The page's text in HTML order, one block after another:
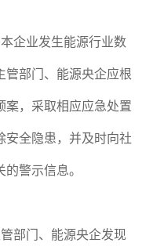
企业发生能源行业数
管部门、能源央企应根
案，采取相应应急处置
安全隐患，并及时向社
警示信息。
部门、能源央企发现